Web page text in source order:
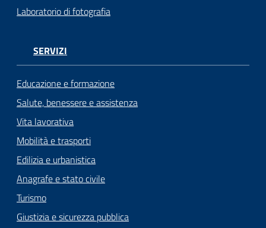
Laboratorio di fotografia
SERVIZI
Educazione e formazione
Salute, benessere e assistenza
Vita lavorativa
Mobilità e trasporti
Edilizia e urbanistica
Anagrafe e stato civile
Turismo
Giustizia e sicurezza pubblica